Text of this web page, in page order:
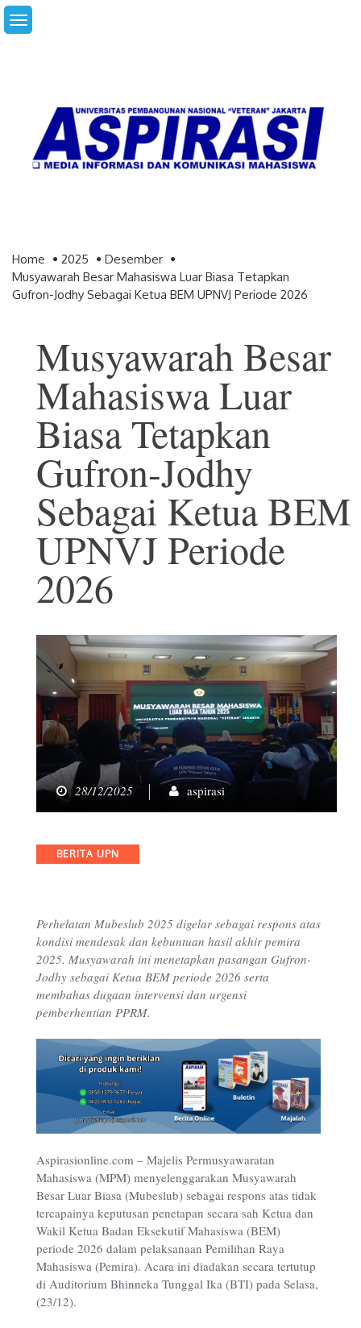
Skip
to
Home 2025
Desember
Musyawarah Besar Mahasiswa Luar Biasa Tetapkan
Gufron-Jodhy Sebagai Ketua BEM UPNVJ Periode 2026
Musyawarah Besar
Mahasiswa Luar
Biasa Tetapkan
Gufron-Jodhy
Sebagai Ketua BEM
UPNVJ Periode
2026
28/12/2025 aspirasi
Categories
BERITA UPN
Perhelatan Mubeslub 2025 digelar sebagai respons atas
kondisi mendesak dan kebuntuan hasil akhir pemira
2025. Musyawarah ini menetapkan pasangan Gufron-
Jodhy sebagai Ketua BEM periode 2026 serta
membahas dugaan intervensi dan urgensi
pemberhentian PPRM.
Aspirasionline.com – Majelis Permusyawaratan
Mahasiswa (MPM) menyelenggarakan Musyawarah
Besar Luar Biasa (Mubeslub) sebagai respons atas tidak
tercapainya keputusan penetapan secara sah Ketua dan
Wakil Ketua Badan Eksekutif Mahasiswa (BEM)
periode 2026 dalam pelaksanaan Pemilihan Raya
Mahasiswa (Pemira). Acara ini diadakan secara tertutup
di Auditorium Bhinneka Tunggal Ika (BTI) pada Selasa,
(23/12).